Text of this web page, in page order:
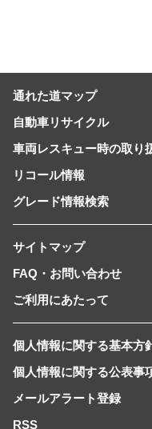
通れた道マップ
自動車リサイクル
車両レスキュー時の取り
リコール情報
グレード情報検索
サイトマップ
FAQ・お問い合わせ
ご利用にあたって
個人情報に関する基本方
個人情報に関する公表事
メールアラート登録
RSS